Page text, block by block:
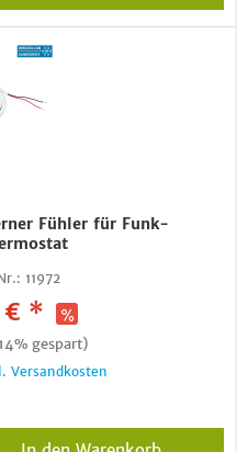
Fühler für Funk-
11972
€ *
gespart)
Versandkosten